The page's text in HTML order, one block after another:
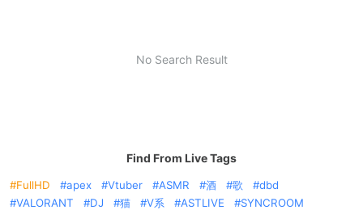
No Search Result
Find From Live Tags
FullHD apex Vtuber ASMR 酒 歌
dbd
VALORANT
DJ 猫 V系 ASTLIVE SYNCROOM